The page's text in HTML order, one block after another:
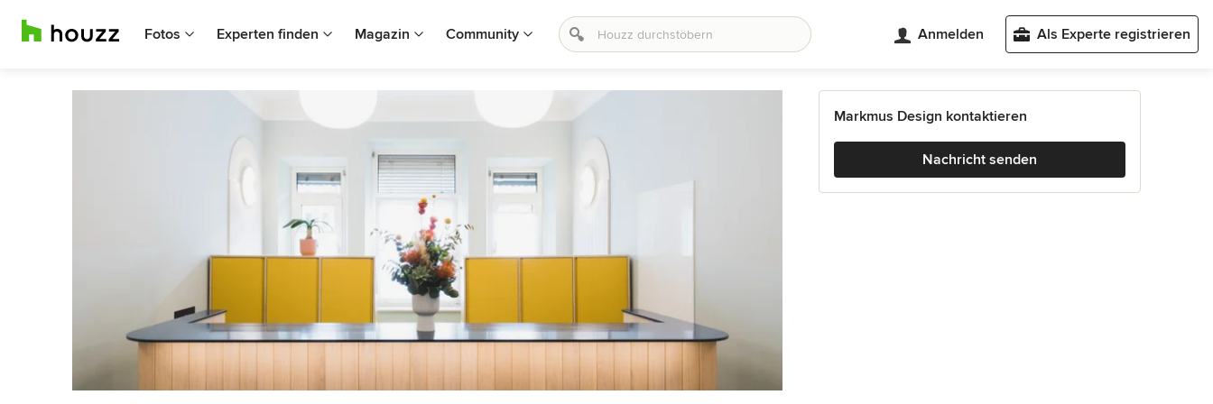
Fotos Experten finden Magazin Community Anmelden Als Experte registrieren
Markmus Design kontaktieren
Nachricht senden